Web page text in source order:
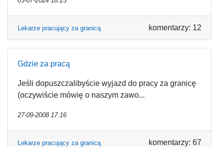
Lekarze pracujący za granicą komentarzy: 12
Gdzie za pracą
Jeśli dopuszczalibyście wyjazd do pracy za granicę
(oczywiście mówię o naszym zawo...
27-09-2008 17:16
Lekarze pracujący za granicą komentarzy: 67